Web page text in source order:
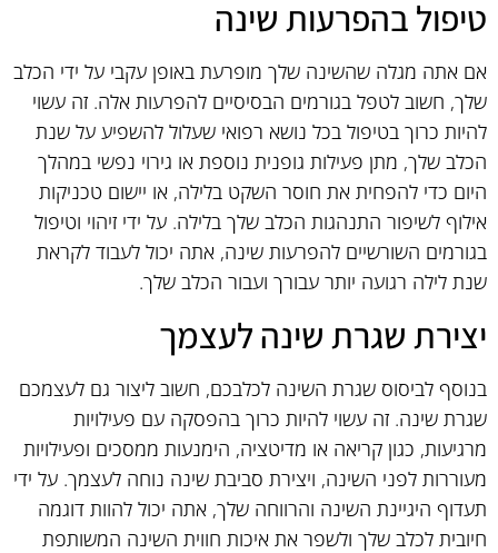
טיפול בהפרעות שינה
אם אתה מגלה שהשינה שלך מופרעת באופן עקבי על ידי הכלב
שלך, חשוב לטפל בגורמים הבסיסיים להפרעות אלה. זה עשוי
להיות כרוך בטיפול בכל נושא רפואי שעלול להשפיע על שנת
הכלב שלך, מתן פעילות גופנית נוספת או גירוי נפשי במהלך
היום כדי להפחית את חוסר השקט בלילה, או יישום טכניקות
אילוף לשיפור התנהגות הכלב שלך בלילה. על ידי זיהוי וטיפול
בגורמים השורשיים להפרעות שינה, אתה יכול לעבוד לקראת
שנת לילה רגועה יותר עבורך ועבור הכלב שלך.
יצירת שגרת שינה לעצמך
בנוסף לביסוס שגרת השינה לכלבכם, חשוב ליצור גם לעצמכם
שגרת שינה. זה עשוי להיות כרוך בהפסקה עם פעילויות
מרגיעות, כגון קריאה או מדיטציה, הימנעות ממסכים ופעילויות
מעוררות לפני השינה, ויצירת סביבת שינה נוחה לעצמך. על ידי
תעדוף היגיינת השינה והרווחה שלך, אתה יכול להוות דוגמה
חיובית לכלב שלך ולשפר את איכות חווית השינה המשותפת